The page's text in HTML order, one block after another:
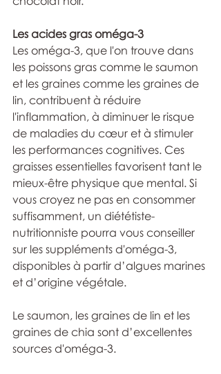
Les acides gras oméga-3
Les oméga-3, que l'on trouve dans
les poissons gras comme le saumon
et les graines comme les graines de
lin, contribuent à réduire
l'inflammation, à diminuer le risque
de maladies du cœur et à stimuler
les performances cognitives. Ces
graisses essentielles favorisent tant le
mieux-être physique que mental. Si
vous croyez ne pas en consommer
suffisamment, un diététiste-
nutritionniste pourra vous conseiller
sur les suppléments d'oméga-3,
disponibles à partir d’algues marines
et d’origine végétale.
Le saumon, les graines de lin et les
graines de chia sont d’excellentes
sources d'oméga-3.